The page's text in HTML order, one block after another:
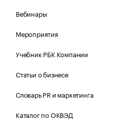
Вебинары
Мероприятия
Учебник РБК Компании
Статьи о бизнесе
Словарь PR и маркетинга
Каталог по ОКВЭД